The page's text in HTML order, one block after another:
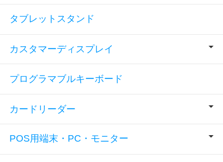
タブレットスタンド
カスタマーディスプレイ
プログラマブルキーボード
カードリーダー
POS用端末・PC・モニター